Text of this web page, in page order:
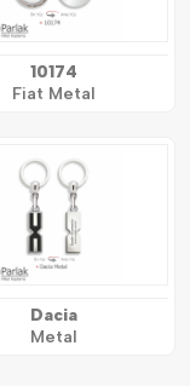
10174
Fiat Metal
Dacia
Metal